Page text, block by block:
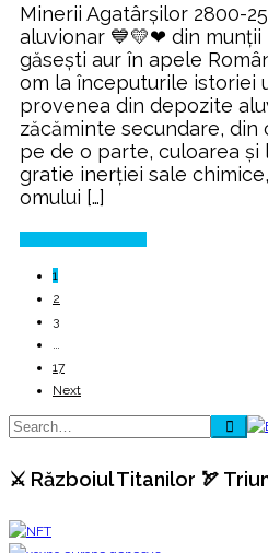
aluvionar
Rumânesc
Minerii Agatârşilor 2800-
aluvionar 💙💛❤ din munții
găsești aur în apele
om la începuturile istoriei
provenea din depozite
zăcăminte secundare, din
pe de o parte, culoarea şi
gratie inerţiei sale
omului […]
1
2
3
17
Next
⚔️ Războiul Titanilor 🏹